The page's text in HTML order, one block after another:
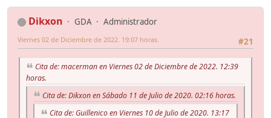
Dikxon GDA
Administrador
#21
Viernes 02 de Diciembre de 2022. 19:07 horas.
Cita de: macerman en Viernes 02 de Diciembre de 2022. 12:39
horas.
Cita de: Dikxon en Sábado 11 de Julio de 2020. 02:16 horas.
Cita de: Guillenico en Viernes 10 de Julio de 2020. 13:17